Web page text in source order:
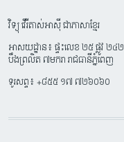
វិទ្យុ វើរីតាស់អាស៊ី ជាភាសាខ្មែរ
អាសយដ្ឋាន៖ ផ្ទះលេខ ២៥ ផ្លូវ ២៤២
បឹងព្រលិត ៧មករា រាជធានីភ្នំពេញ
ទូរសព្ទ៖ +៨៥៥ ១៧ ៧២៦០៦០